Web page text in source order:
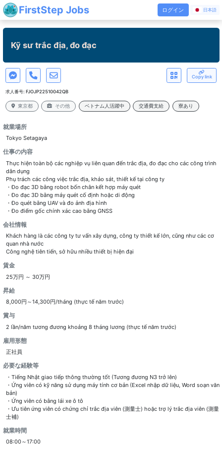
FirstStep Jobs ログイン 日本語
Kỹ sư trắc địa, đo đạc
Copy link
求人番号: FJOJP22510042QB
東京都 その他 ベトナム人活躍中 交通費支給 寮あり
就業場所
Tokyo Setagaya
仕事の内容
Thực hiện toàn bộ các nghiệp vụ liên quan đến trắc địa, đo đạc cho các công trình
dân dụng
Phụ trách các công việc trắc địa, khảo sát, thiết kế tại công ty
・Đo đạc 3D bằng robot bốn chân kết hợp máy quét
・Đo đạc 3D bằng máy quét cố định hoặc di động
・Đo quét bằng UAV và đo ảnh địa hình
・Đo điểm gốc chính xác cao bằng GNSS
会社情報
Khách hàng là các công ty tư vấn xây dựng, công ty thiết kế lớn, cũng như các cơ
quan nhà nước
Công nghệ tiên tiến, sở hữu nhiều thiết bị hiện đại
賃金
25万円 ～ 30万円
昇給
賞与
2 lần/năm tương đương khoảng 8 tháng lương (thực tế năm trước)
雇用形態
正社員
必要な経験等
・Tiếng Nhật giao tiếp thông thường tốt (Tương đương N3 trở lên)
・Ứng viên có kỹ năng sử dụng máy tính cơ bản (Excel nhập dữ liệu, Word soạn văn
bản)
・Ứng viên có bằng lái xe ô tô
・Ưu tiên ứng viên có chứng chỉ trắc địa viên (測量士) hoặc trợ lý trắc địa viên (測量
就業時間
08:00～17:00